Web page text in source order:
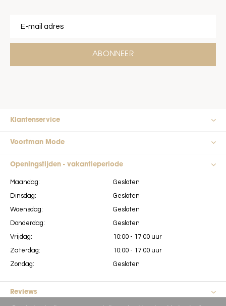
ABONNEER
Klantenservice
Voortman Mode
Openingstijden - vakantieperiode
Maandag:
Dinsdag:
Woensdag:
Donderdag:
Vrijdag:
Zaterdag:
Zondag:
Gesloten
Gesloten
Gesloten
Gesloten
10:00 - 17:00 uur
10:00 - 17:00 uur
Gesloten
Reviews